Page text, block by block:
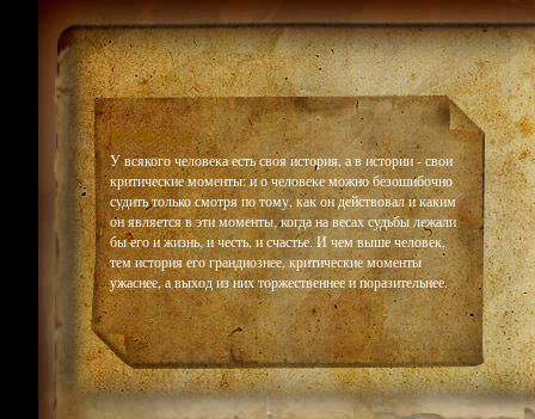
Historiar
У всякого человека есть своя история, а в истории - свои
критические моменты: и о человеке можно безошибочно
судить только смотря по тому, как он действовал и каким
он является в эти моменты, когда на весах судьбы лежали
бы его и жизнь, и честь, и счастье. И чем выше человек,
тем история его грандиознее, критические моменты
ужаснее, а выход из них торжественнее и поразительнее.